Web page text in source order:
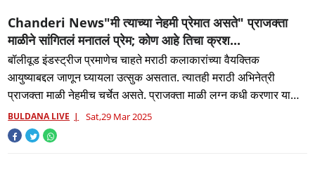
Chanderi News"मी त्याच्या नेहमी प्रेमात असते" प्राजक्ता
माळीने सांगितलं मनातलं प्रेम; कोण आहे तिचा क्रश...
बॉलीवूड इंडस्ट्रीज प्रमाणेच चाहते मराठी कलाकारांच्या वैयक्तिक
आयुष्याबद्दल जाणून घ्यायला उत्सुक असतात. त्यातही मराठी अभिनेत्री
प्राजक्ता माळी नेहमीच चर्चेत असते. प्राजक्ता माळी लग्न कधी करणार या
प्रश
BULDANA LIVE Sat,29 Mar 2025